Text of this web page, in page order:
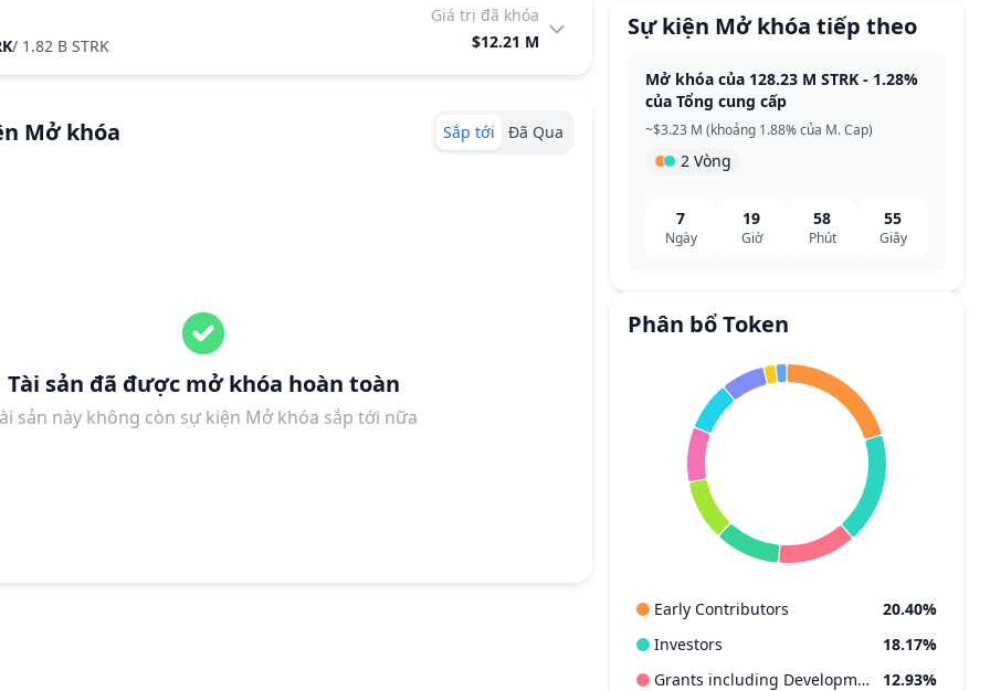
Sự kiện Mở khóa tiếp theo
Mở khóa của 128.23 M STRK - 1.28%
của Tổng cung cấp
~$3.23 M (khoảng 1.88% của M. Cap)
2 Vòng
7
Ngày
19
Giờ
58
Phút
55
Giây
Phân bổ Token
Early Contributors
20.40%
Investors
18.17%
Grants including Development Partners
12.93%
/ 1.82 B STRK
Giá trị đã khóa
$12.21 M
Mở khóa Sắp tới Đã Qua
Tài sản đã được mở khóa hoàn toàn
sản này không còn sự kiện Mở khóa sắp tới nữa